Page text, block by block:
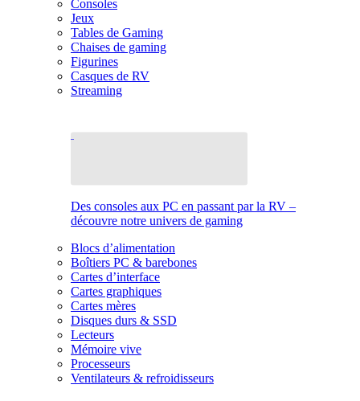
Consoles
Jeux
Tables de Gaming
Chaises de gaming
Figurines
Casques de RV
Streaming
Des consoles aux PC en passant par la RV –
découvre notre univers de gaming
Blocs d’alimentation
Boîtiers PC & barebones
Cartes d’interface
Cartes graphiques
Cartes mères
Disques durs & SSD
Lecteurs
Mémoire vive
Processeurs
Ventilateurs & refroidisseurs